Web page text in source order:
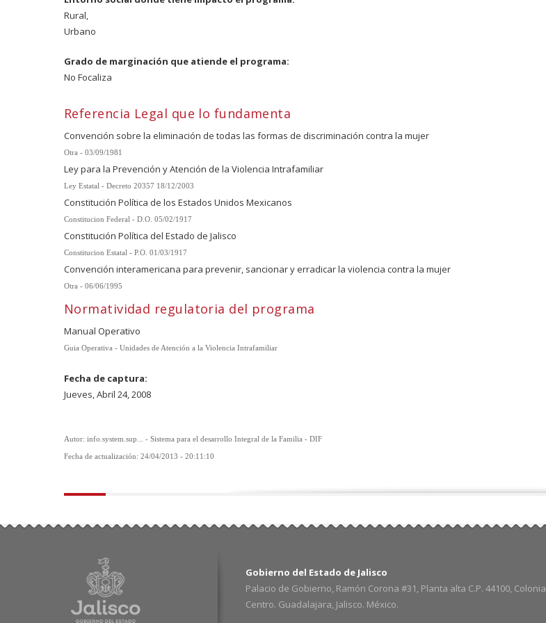
Rural,
Urbano
Grado de marginación que atiende el programa:
No Focaliza
Referencia Legal que lo fundamenta
Convención sobre la eliminación de todas las formas de discriminación contra la mujer
Otra - 03/09/1981
Ley para la Prevención y Atención de la Violencia Intrafamiliar
Ley Estatal - Decreto 20357 18/12/2003
Constitución Política de los Estados Unidos Mexicanos
Constitucion Federal - D.O. 05/02/1917
Constitución Política del Estado de Jalisco
Constitucion Estatal - P.O. 01/03/1917
Convención interamericana para prevenir, sancionar y erradicar la violencia contra la mujer
Otra - 06/06/1995
Normatividad regulatoria del programa
Manual Operativo
Guia Operativa - Unidades de Atención a la Violencia Intrafamiliar
Fecha de captura:
Jueves, Abril 24, 2008
Autor: info.system.sup... - Sistema para el desarrollo Integral de la Familia - DIF
Fecha de actualización: 24/04/2013 - 20:11:10
Gobierno del Estado de Jalisco
Palacio de Gobierno, Ramón Corona #31, Planta alta C.P. 44100, Colonia
Centro. Guadalajara, Jalisco. México.